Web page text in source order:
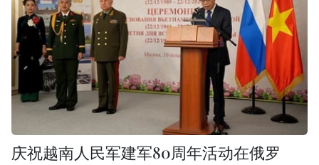
庆祝越南人民军建军80周年活动在俄罗